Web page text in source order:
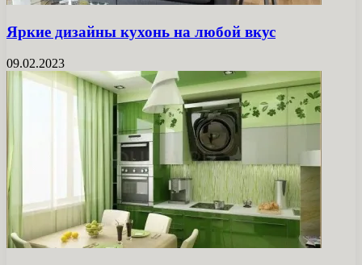
Яркие дизайны кухонь на любой вкус
09.02.2023